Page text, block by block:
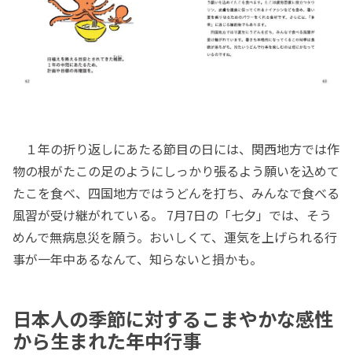
１年の折り返しにあたる節目の日には、関西地方では作
物の根がたこの足のようにしっかり張るよう願いを込めて
たこを食べ、四国地方ではうどんを打ち、みんなで食べる
風習が受け継がれている。 7月7日の「七夕」では、そう
めんで無病息災を願う。おいしくて、運気を上げられる行
事が一年中あるなんて、知らないと損かも。
日本人の季節に対するこまやかな感性
から生まれた年中行事